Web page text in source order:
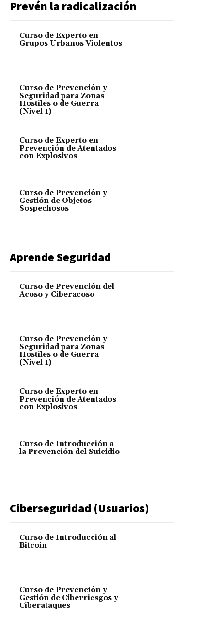
Prevén la radicalización
Curso de Experto en
Grupos Urbanos Violentos
Curso de Prevención y
Seguridad para Zonas
Hostiles o de Guerra
(Nivel 1)
Curso de Experto en
Prevención de Atentados
con Explosivos
Curso de Prevención y
Gestión de Objetos
Sospechosos
Aprende Seguridad
Curso de Prevención del
Acoso y Ciberacoso
Curso de Prevención y
Seguridad para Zonas
Hostiles o de Guerra
(Nivel 1)
Curso de Experto en
Prevención de Atentados
con Explosivos
Curso de Introducción a
la Prevención del Suicidio
Ciberseguridad (Usuarios)
Curso de Introducción al
Bitcoin
Curso de Prevención y
Gestión de Ciberriesgos y
Ciberataques